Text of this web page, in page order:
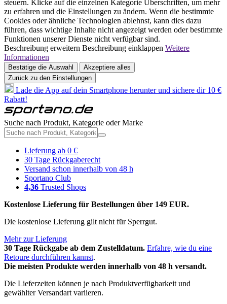
steuern. Klicke auf die einzelnen Kategorie Überschriften, um mehr
zu erfahren und die Einstellungen zu ändern. Wenn die bestimmte
Cookies oder ähnliche Technologien ablehnst, kann dies dazu
führen, dass wichtige Inhalte nicht angezeigt werden oder bestimmte
Funktionen unserer Dienste nicht verfügbar sind.
Beschreibung erweitern Beschreibung einklappen Weitere
Informationen
Bestätige die Auswahl
Akzeptiere alles
Zurück zu den Einstellungen
Lade die App auf dein Smartphone herunter und sichere dir 10 €
Rabatt!
Suche nach Produkt, Kategorie oder Marke
Lieferung ab 0 €
30 Tage Rückgaberecht
Versand schon innerhalb von 48 h
Sportano Club
4,36 Trusted Shops
Kostenlose Lieferung für Bestellungen über 149 EUR.
Die kostenlose Lieferung gilt nicht für Sperrgut.
Mehr zur Lieferung
30 Tage Rückgabe ab dem Zustelldatum. Erfahre, wie du eine
Retoure durchführen kannst.
Die meisten Produkte werden innerhalb von 48 h versandt.
Die Lieferzeiten können je nach Produktverfügbarkeit und
gewählter Versandart variieren.